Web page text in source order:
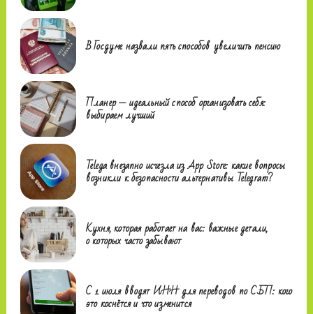
В Госдуме назвали пять способов увеличить пенсию
Планер — идеальный способ организовать себя:
выбираем лучший
Telega внезапно исчезла из App Store: какие вопросы
возникли к безопасности альтернативы Telegram?
Кухня, которая работает на вас: важные детали,
о которых часто забывают
С 1 июля вводят ИНН для переводов по СБП: кого
это коснётся и что изменится